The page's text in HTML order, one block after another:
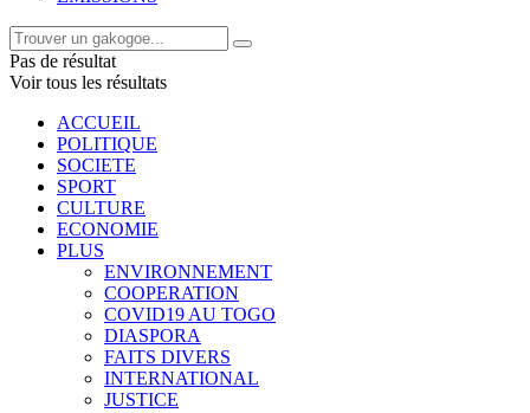
Pas de résultat
Voir tous les résultats
ACCUEIL
POLITIQUE
SOCIETE
SPORT
CULTURE
ECONOMIE
PLUS
ENVIRONNEMENT
COOPERATION
COVID19 AU TOGO
DIASPORA
FAITS DIVERS
INTERNATIONAL
JUSTICE